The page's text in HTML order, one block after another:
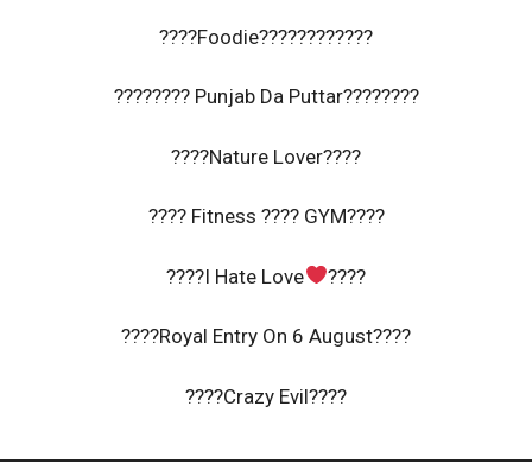
????Foodie????????????
???????? Punjab Da Puttar????????
????Nature Lover????
???? Fitness ???? GYM????️
????I Hate Love ‍????
????Royal Entry On 6 August????
????Crazy Evil????